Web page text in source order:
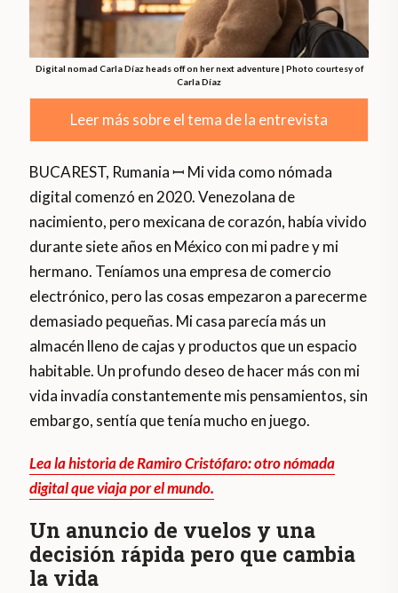
Digital nomad Carla Díaz heads off on her next adventure | Photo courtesy of
Carla Díaz
Leer más sobre el tema de la entrevista
BUCAREST, Rumania ꟷ Mi vida como nómada
digital comenzó en 2020. Venezolana de
nacimiento, pero mexicana de corazón, había vivido
durante siete años en México con mi padre y mi
hermano. Teníamos una empresa de comercio
electrónico, pero las cosas empezaron a parecerme
demasiado pequeñas. Mi casa parecía más un
almacén lleno de cajas y productos que un espacio
habitable. Un profundo deseo de hacer más con mi
vida invadía constantemente mis pensamientos, sin
embargo, sentía que tenía mucho en juego.
Lea la historia de Ramiro Cristófaro: otro nómada
digital que viaja por el mundo.
Un anuncio de vuelos y una
decisión rápida pero que cambia
la vida